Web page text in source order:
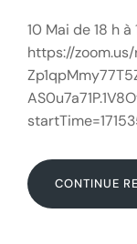
10 Mai de 18 h à
https://
CONTINUE